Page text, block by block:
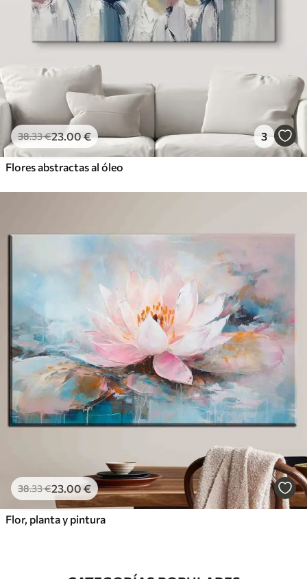
38.33€23.00€ 3
Flores abstractas al óleo
38.33€23.00 €
Flor, planta y pintura